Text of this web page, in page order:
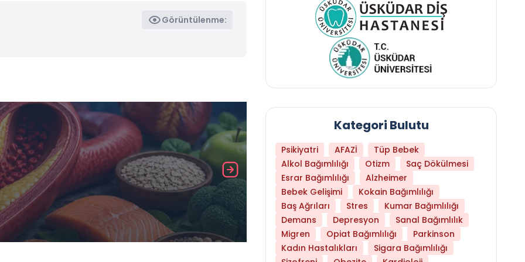
Görüntülenme:
Daha Az Protein Tüketmek Yaşlanmayı
Kategori Bulutu
Psikiyatri AFAZİ
Tüp Bebek
Alkol Bağımlılığı
Otizm
Saç Dökülmesi
Esrar Bağımlılığı
Alzheimer
Bebek Gelişimi
Kokain Bağımlılığı
Baş Ağrıları
Stres
Kumar Bağımlılığı
Demans
Depresyon
Sanal Bağımlılık
Migren
Opiat Bağımlılığı
Parkinson
Kadın Hastalıkları
Sigara Bağımlılığı